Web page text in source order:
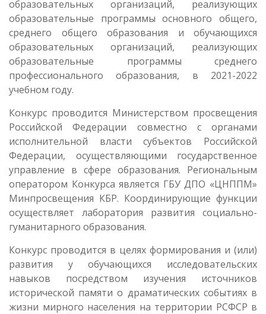
образовательных организаций, реализующих
образовательные программы основного общего,
среднего общего образования и обучающихся
образовательных организаций, реализующих
образовательные программы среднего
профессионального образования, в 2021-2022
учебном году.
Конкурс проводится Министерством просвещения
Российской Федерации совместно с органами
исполнительной власти субъектов Российской
Федерации, осуществляющими государственное
управление в сфере образования. Региональным
оператором Конкурса является ГБУ ДПО «ЦНППМ»
Минпросвещения КБР. Координирующие функции
осуществляет лаборатория развития социально-
гуманитарного образования.
Конкурс проводится в целях формирования и (или)
развития у обучающихся исследовательских
навыков посредством изучения источников
исторической памяти о драматических событиях в
жизни мирного населения на территории РСФСР в